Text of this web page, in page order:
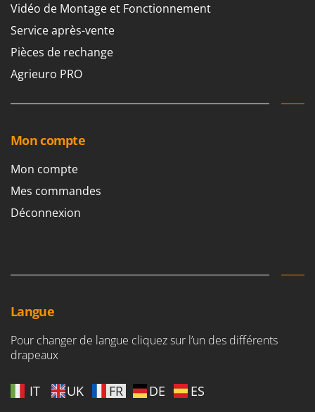
Vidéo de Montage et Fonctionnement
Service après-vente
Pièces de rechange
Agrieuro PRO
Mon compte
Mon compte
Mes commandes
Déconnexion
Langue
Pour changer de langue cliquez sur l’un des différents
drapeaux
IT UK FR DE ES